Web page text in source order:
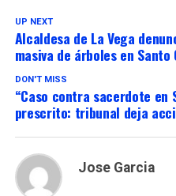
UP NEXT
Alcaldesa de La Vega
masiva de árboles en Santo
DON'T MISS
“Caso contra sacerdote en
prescrito: tribunal deja
Jose Garcia